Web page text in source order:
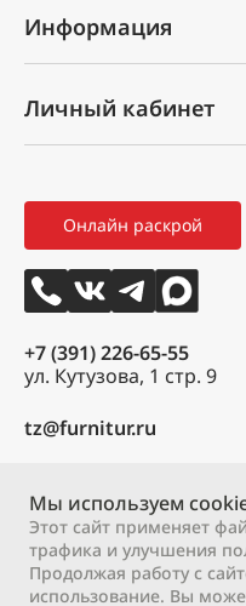
Услуги
Партнеры
3D тур
Информация
Оплата и доставка
Как оформить заказ
Вакансии
Контакты
Личный кабинет
Мои заказы
Избранное
Онлайн раскрой
+7 (391) 226-65-55
ул. Кутузова, 1 стр. 9
tz@furnitur.ru
Сб:
9:00 – 17:00
Вс:
выходной
2000 – 2026 © ООО
Мы используем
Этот сайт применяет
трафика и улучшения
Продолжая работу с
использование. Вы